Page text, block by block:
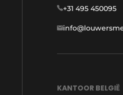
+31 495 450095
KANTOOR BELGIË